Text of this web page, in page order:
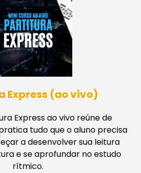
Express (ao vivo)
Express ao vivo reúne de
tudo que o aluno precisa
a desenvolver sua leitura
e se aprofundar no estudo
rítmico.